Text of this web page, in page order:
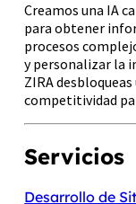
Creamos una IA
para obtener
procesos
y personalizar la
ZIRA
competitividad
Servicios
Desarrollo de